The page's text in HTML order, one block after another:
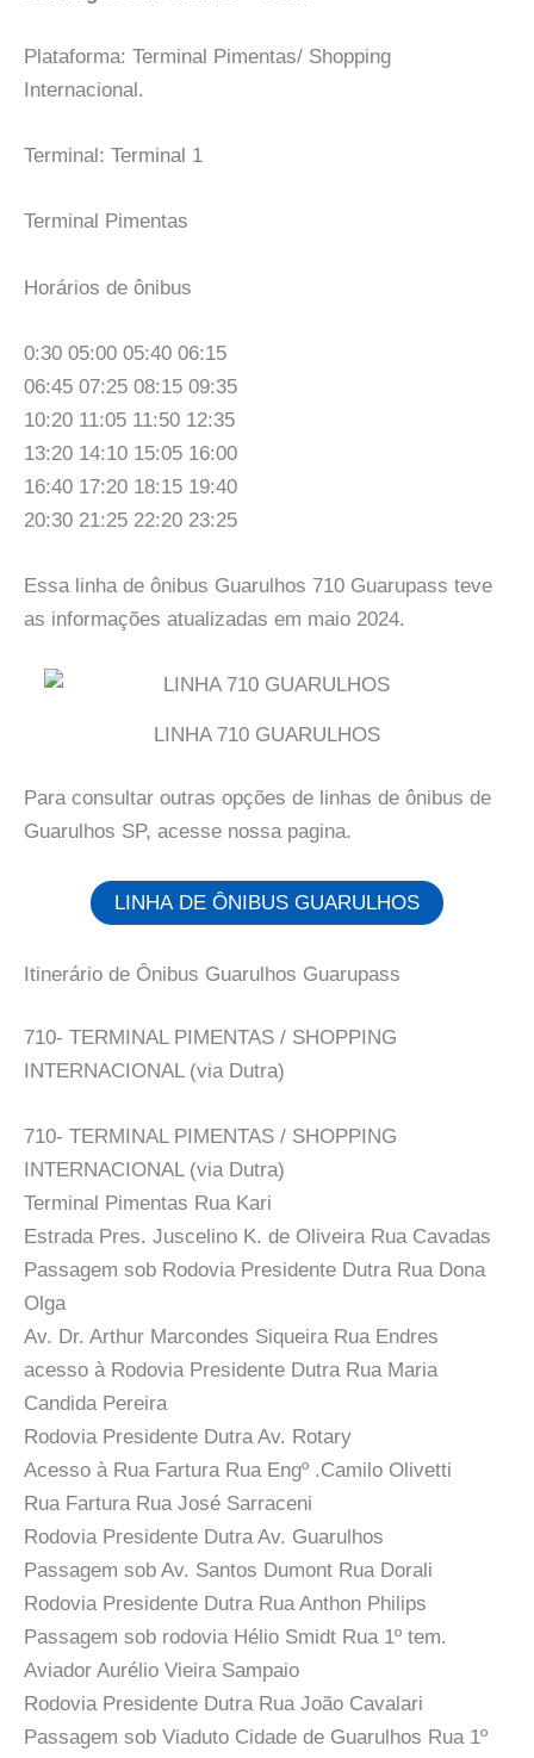
Plataforma: Terminal Pimentas/ Shopping
Internacional.
Terminal: Terminal 1
Terminal Pimentas
Horários de ônibus
0:30 05:00 05:40 06:15
06:45 07:25 08:15 09:35
10:20 11:05 11:50 12:35
13:20 14:10 15:05 16:00
16:40 17:20 18:15 19:40
20:30 21:25 22:20 23:25
Essa linha de ônibus Guarulhos 710 Guarupass teve
as informações atualizadas em maio 2024.
LINHA 710 GUARULHOS
Para consultar outras opções de linhas de ônibus de
Guarulhos SP, acesse nossa pagina.
LINHA DE ÔNIBUS GUARULHOS
Itinerário de Ônibus Guarulhos Guarupass
710- TERMINAL PIMENTAS / SHOPPING
INTERNACIONAL (via Dutra)
710- TERMINAL PIMENTAS / SHOPPING
INTERNACIONAL (via Dutra)
Terminal Pimentas Rua Kari
Estrada Pres. Juscelino K. de Oliveira Rua Cavadas
Passagem sob Rodovia Presidente Dutra Rua Dona
Olga
Av. Dr. Arthur Marcondes Siqueira Rua Endres
acesso à Rodovia Presidente Dutra Rua Maria
Candida Pereira
Rodovia Presidente Dutra Av. Rotary
Acesso à Rua Fartura Rua Engº .Camilo Olivetti
Rua Fartura Rua José Sarraceni
Rodovia Presidente Dutra Av. Guarulhos
Passagem sob Av. Santos Dumont Rua Dorali
Rodovia Presidente Dutra Rua Anthon Philips
Passagem sob rodovia Hélio Smidt Rua 1º tem.
Aviador Aurélio Vieira Sampaio
Rodovia Presidente Dutra Rua João Cavalari
Passagem sob Viaduto Cidade de Guarulhos Rua 1º